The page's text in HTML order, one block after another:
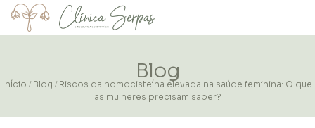
Blog
Início / Blog / Riscos da homocisteína elevada na saúde feminina: O que
as mulheres precisam saber?